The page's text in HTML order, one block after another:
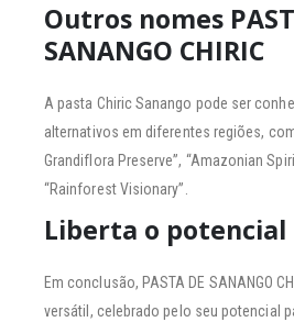
Outros nomes
SANANGO CHIRIC
A pasta Chiric Sanango pode ser
alternativos em diferentes regiões,
Grandiflora Preserve”, “Amazonian
“Rainforest Visionary”.
Liberta o potencial
Em conclusão, PASTA DE SANANGO
versátil, celebrado pelo seu potencial